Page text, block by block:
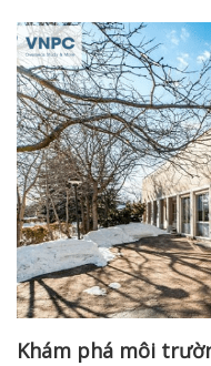
Khám phá môi